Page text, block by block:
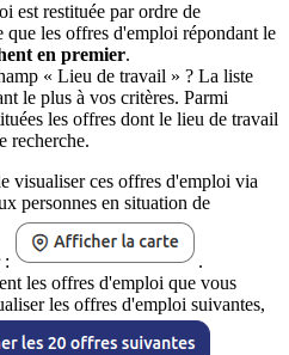
est restituée par ordre de
que les offres d'emploi répondant le
en premier.
« Lieu de travail » ? La liste
le plus à vos critères. Parmi
les offres dont le lieu de travail
recherche.
visualiser ces offres d'emploi via
personnes en situation de
:
.
les offres d'emploi que vous
les offres d'emploi suivantes,